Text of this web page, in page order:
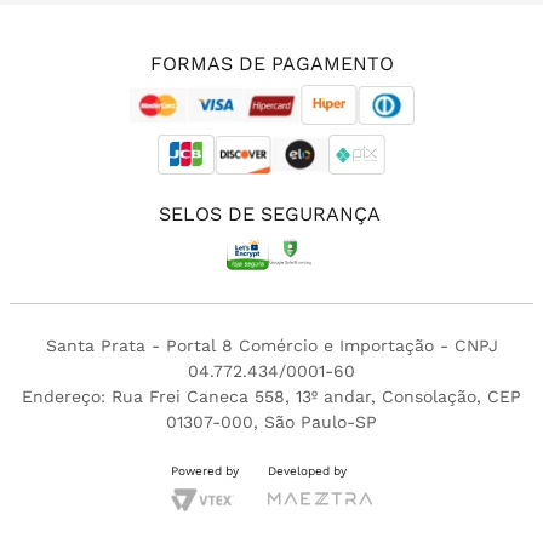
FORMAS DE PAGAMENTO
SELOS DE SEGURANÇA
Santa Prata - Portal 8 Comércio e Importação - CNPJ
04.772.434/0001-60
Endereço: Rua Frei Caneca 558, 13º andar, Consolação, CEP
01307-000, São Paulo-SP
Powered by Developed by